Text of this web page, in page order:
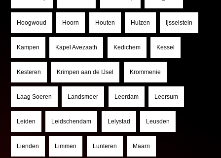
Hoogwoud Hoorn Houten Huizen Ijsselstein
Kampen Kapel Avezaath Kedichem Kessel
Kesteren Krimpen aan de IJsel Krommenie
Laag Soeren Landsmeer Leerdam Leersum
Leiden Leidschendam Lelystad Leusden
Lienden Limmen Lunteren Maarn